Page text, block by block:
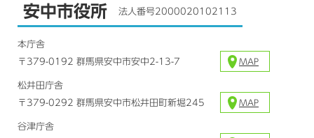
安中市役所 法人番号2000020102113
本庁舎
〒379-0192 群馬県安中市安中2-13-7
MAP
松井田庁舎
〒379-0292 群馬県安中市松井田町新堀245
MAP
谷津庁舎